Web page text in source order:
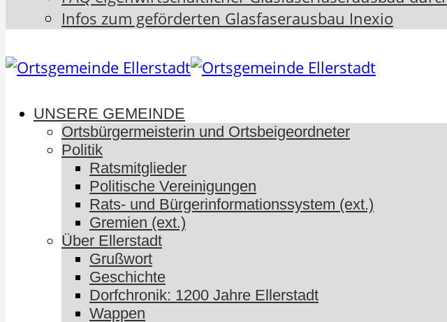
Infos zum geförderten Glasfaserausbau Inexio
UNSERE GEMEINDE
Ortsbürgermeisterin und Ortsbeigeordneter
Politik
Ratsmitglieder
Politische Vereinigungen
Rats- und Bürgerinformationssystem (ext.)
Gremien (ext.)
Über Ellerstadt
Grußwort
Geschichte
Dorfchronik: 1200 Jahre Ellerstadt
Wappen